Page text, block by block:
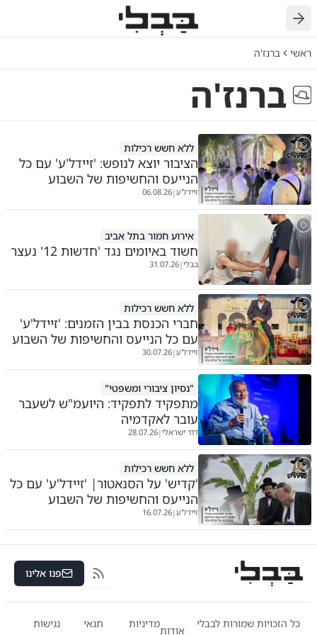
חזרה
ראשי ברנז'ה
ברנז'ה
ללא חשש רכילות
הציבור יוצא לנופש: 'זיידל'ע' עם כל
הנייעס והחשיפות של השבוע
זיידל'ע|
06.08.26
אירוע חמור בתל אביב
חשוד באיומים נגד 'חדשות 12' נעצר
בבלי|
31.07.26
ללא חשש רכילות
חברי הכנסת בבין הזמנים: 'זיידל'ע'
עם כל הנייעס והחשיפות של השבוע
זיידל'ע|
30.07.26
"נסיון ציבורי ומשפטי"
מתפקיד לתפקיד: היועמ"ש לשעבר
עובר לאקדמיה
דוד ישראלי|
28.07.26
ללא חשש רכילות
'קדיש' על הסנאטור| 'זיידל'ע' עם כל
הנייעס והחשיפות של השבוע
זיידל'ע|
16.07.26
RSS פנו אלינו
כל הזכויות שמורות לבבלי
אודות
מדיניות
תנאי
נגישות